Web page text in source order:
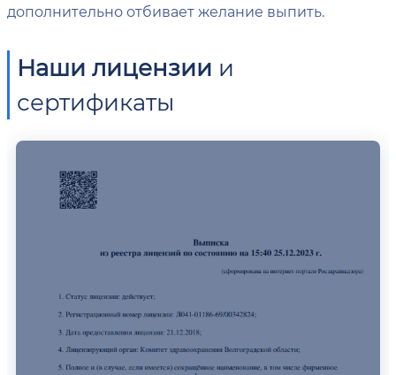
дополнительно отбивает желание выпить.
Наши лицензии и
сертификаты